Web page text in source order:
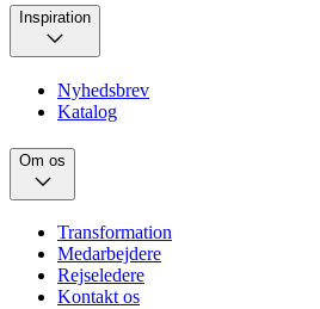
Inspiration
Nyhedsbrev
Katalog
Om os
Transformation
Medarbejdere
Rejseledere
Kontakt os